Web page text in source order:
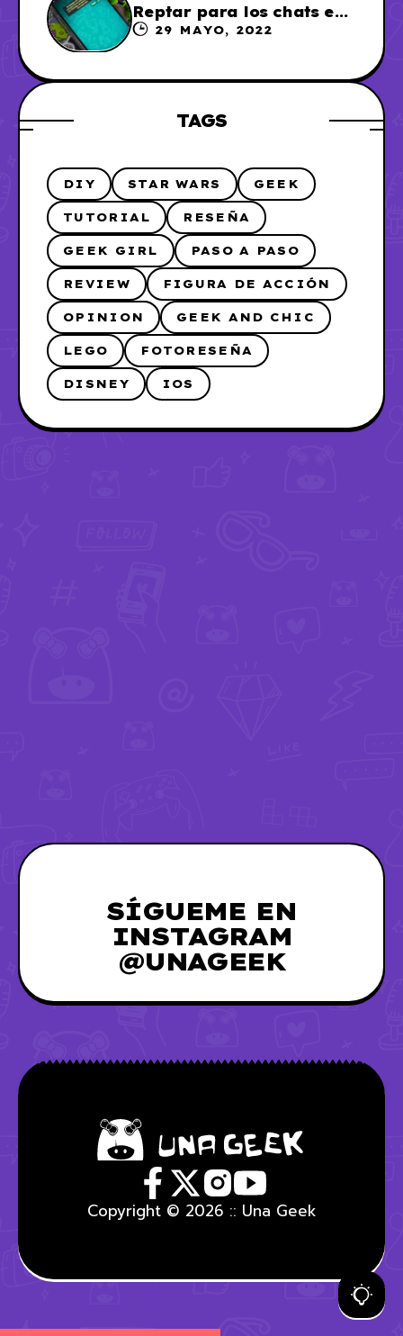
Reptar para los chats en
WhatsApp, así que me lo
29 MAYO, 2022
TAGS
DIY STAR WARS GEEK
TUTORIAL RESEÑA
GEEK GIRL PASO A PASO
REVIEW FIGURA DE ACCIÓN
OPINION GEEK AND CHIC
LEGO FOTORESEÑA
DISNEY IOS
SÍGUEME EN
INSTAGRAM
@UNAGEEK
Copyright © 2026 :: Una Geek